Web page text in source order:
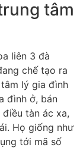
tâm
liên 3 đà
chế tạo ra
lý gia đình
đình ở, bán
tàn ác xa,
Họ giống như
tới mã số